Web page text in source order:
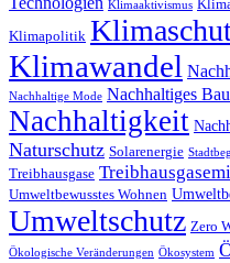
Klimaaktivismus
Klimapolitik
Klimawandel
Nachhaltige Mode Nachhaltiges
Nachhaltigkeit
Naturschutz Solarenergie
Treibhausgase
Umweltbewusstes Wohnen
Umweltschutz Zero
Ökologische Veränderungen Ökosystem